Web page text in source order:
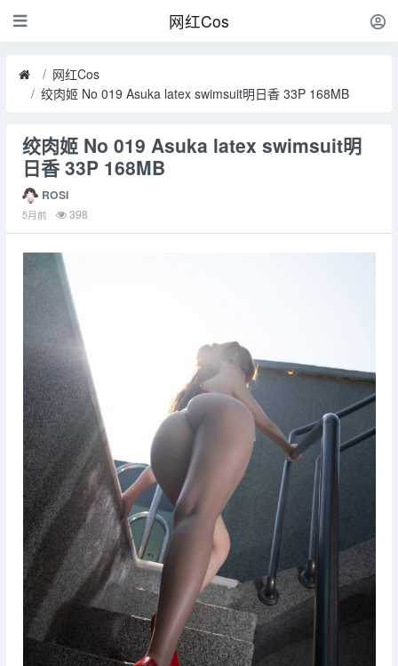
网红Cos
网红Cos
绞肉姬 No 019 Asuka latex swimsuit明日香 33P 168MB
绞肉姬 No 019 Asuka latex swimsuit明
日香 33P 168MB
ROSI
5月前 398